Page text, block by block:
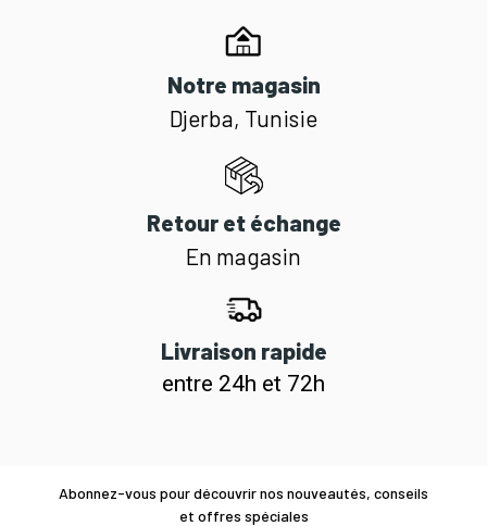
Notre magasin
Djerba, Tunisie
Retour et échange
En magasin
Livraison rapide
entre 24h et 72h
Abonnez-vous pour découvrir nos nouveautés, conseils
et offres spéciales